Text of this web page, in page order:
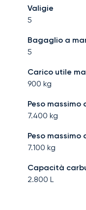
Valigie
5
Bagaglio a
5
Carico utile
900 kg
Peso massimo
7.400 kg
Peso
7.100 kg
Capacità
2.800 L